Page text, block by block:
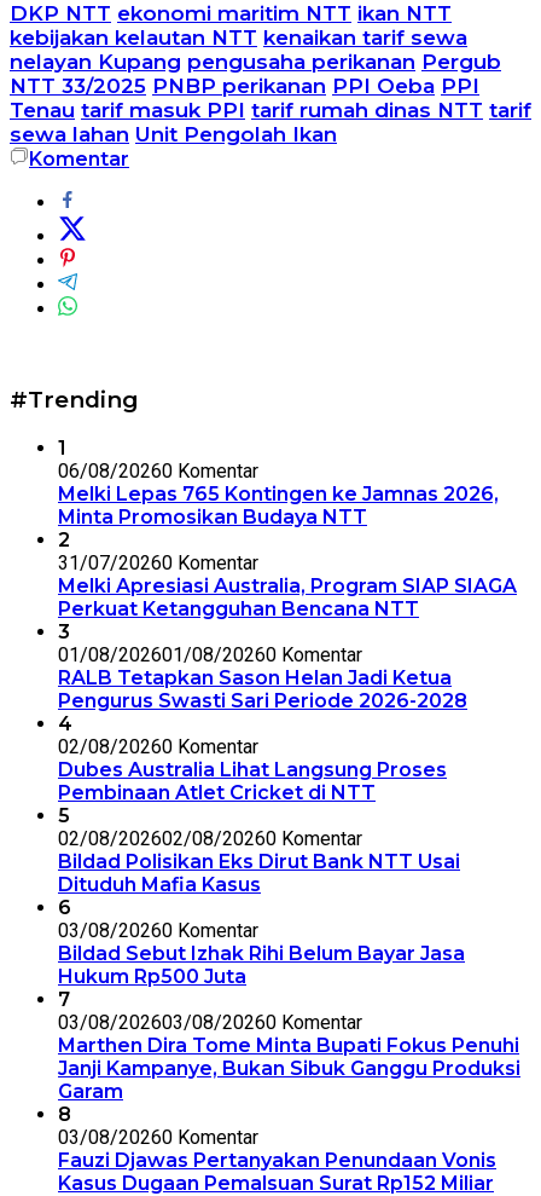
DKP NTT ekonomi maritim NTT ikan NTT
kebijakan kelautan NTT kenaikan tarif sewa
nelayan Kupang pengusaha perikanan Pergub
NTT 33/2025 PNBP perikanan PPI Oeba PPI
Tenau tarif masuk PPI tarif rumah dinas NTT tarif
sewa lahan Unit Pengolah Ikan
Komentar
#Trending
1
06/08/20260 Komentar
Melki Lepas 765 Kontingen ke Jamnas 2026,
Minta Promosikan Budaya NTT
2
31/07/20260 Komentar
Melki Apresiasi Australia, Program SIAP SIAGA
Perkuat Ketangguhan Bencana NTT
3
01/08/202601/08/20260 Komentar
RALB Tetapkan Sason Helan Jadi Ketua
Pengurus Swasti Sari Periode 2026-2028
4
02/08/20260 Komentar
Dubes Australia Lihat Langsung Proses
Pembinaan Atlet Cricket di NTT
5
02/08/202602/08/20260 Komentar
Bildad Polisikan Eks Dirut Bank NTT Usai
Dituduh Mafia Kasus
6
03/08/20260 Komentar
Bildad Sebut Izhak Rihi Belum Bayar Jasa
Hukum Rp500 Juta
7
03/08/202603/08/20260 Komentar
Marthen Dira Tome Minta Bupati Fokus Penuhi
Janji Kampanye, Bukan Sibuk Ganggu Produksi
Garam
8
03/08/20260 Komentar
Fauzi Djawas Pertanyakan Penundaan Vonis
Kasus Dugaan Pemalsuan Surat Rp152 Miliar